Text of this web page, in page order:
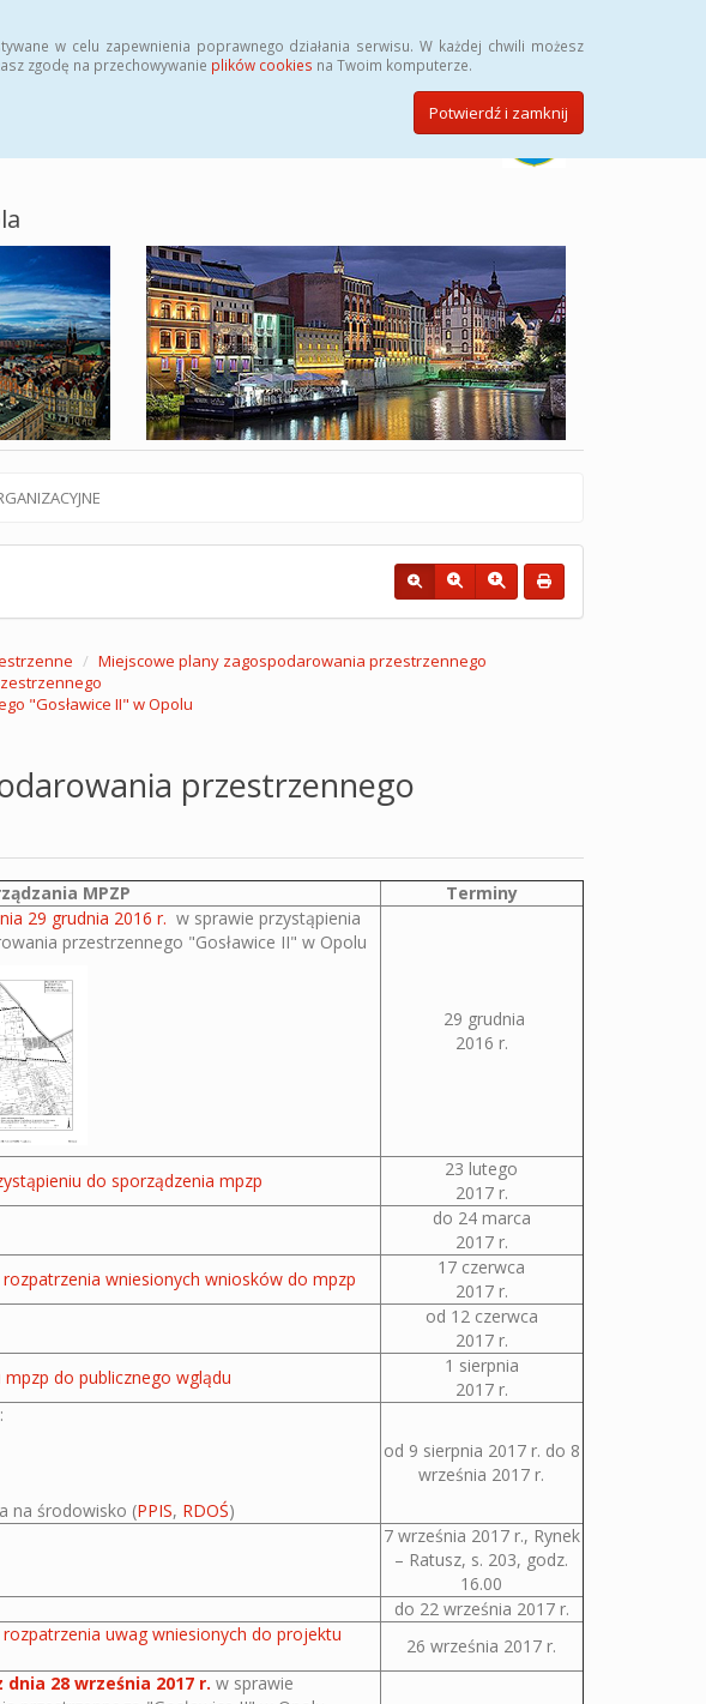
w celu zapewnienia poprawnego działania serwisu. W każdej chwili możesz
zgodę na przechowywanie plików cookies na Twoim komputerze.
Potwierdź i zamknij
Miejscowe plany zagospodarowania przestrzennego
"Gosławice II" w Opolu
przestrzennego
MPZP Terminy
29 grudnia 2016 r. w sprawie przystąpienia
przestrzennego "Gosławice II" w Opolu
29 grudnia
2016 r.
do sporządzenia mpzp
23 lutego
2017 r.
do 24 marca
2017 r.
wniesionych wniosków do mpzp
17 czerwca
2017 r.
od 12 czerwca
2017 r.
do publicznego wglądu
1 sierpnia
2017 r.
na środowisko (PPIS, RDOŚ)
od 9 sierpnia 2017 r. do 8
września 2017 r.
7 września 2017 r., Rynek
– Ratusz, s. 203, godz.
16.00
do 22 września 2017 r.
uwag wniesionych do projektu
26 września 2017 r.
dnia 28 września 2017 r. w sprawie